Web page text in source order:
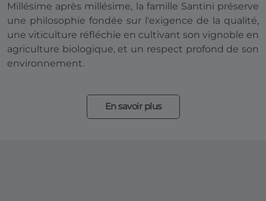
Millésime après millésime, la famille Santini préserve
une philosophie fondée sur l'exigence de la qualité,
une viticulture réfléchie en cultivant son vignoble en
agriculture biologique, et un respect profond de son
environnement.
En savoir plus